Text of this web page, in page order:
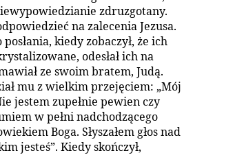
zdruzgotany.
na zalecenia Jezusa.
kiedy zobaczył, że ich
odesłał ich na
ze swoim bratem, Judą.
mu z wielkim przejęciem: „Mój
jestem zupełnie pewien czy
w pełni nadchodzącego
Boga. Słyszałem głos nad
jesteś”. Kiedy skończył,